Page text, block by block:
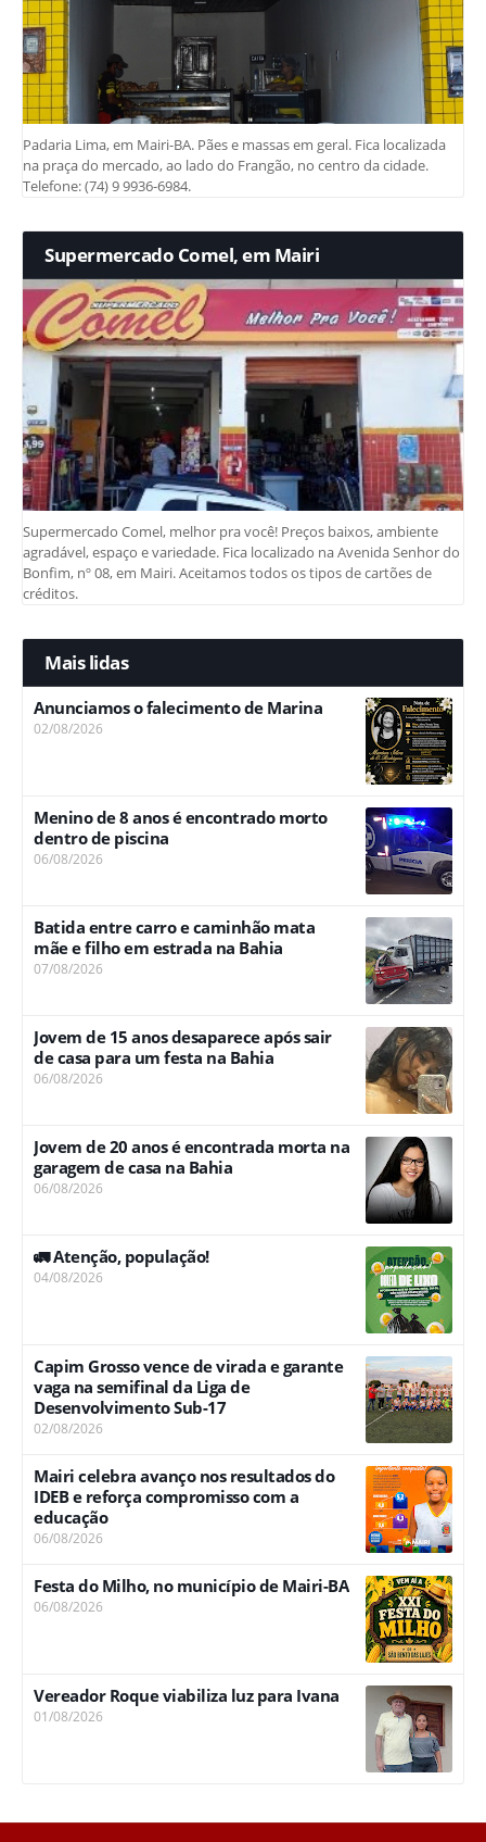
Padaria Lima, em Mairi-BA. Pães e massas em geral. Fica localizada
na praça do mercado, ao lado do Frangão, no centro da cidade.
Telefone: (74) 9 9936-6984.
Supermercado Comel, em Mairi
Supermercado Comel, melhor pra você! Preços baixos, ambiente
agradável, espaço e variedade. Fica localizado na Avenida Senhor do
Bonfim, nº 08, em Mairi. Aceitamos todos os tipos de cartões de
créditos.
Mais lidas
Anunciamos o falecimento de Marina
02/08/2026
Menino de 8 anos é encontrado morto
dentro de piscina
06/08/2026
Batida entre carro e caminhão mata
mãe e filho em estrada na Bahia
07/08/2026
Jovem de 15 anos desaparece após sair
de casa para um festa na Bahia
06/08/2026
Jovem de 20 anos é encontrada morta na
garagem de casa na Bahia
06/08/2026
🚛 Atenção, população!
04/08/2026
Capim Grosso vence de virada e garante
vaga na semifinal da Liga de
Desenvolvimento Sub-17
02/08/2026
Mairi celebra avanço nos resultados do
IDEB e reforça compromisso com a
educação
06/08/2026
Festa do Milho, no município de Mairi-BA
06/08/2026
Vereador Roque viabiliza luz para Ivana
01/08/2026